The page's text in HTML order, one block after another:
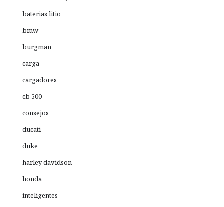
baterias litio
bmw
burgman
carga
cargadores
cb 500
consejos
ducati
duke
harley davidson
honda
inteligentes